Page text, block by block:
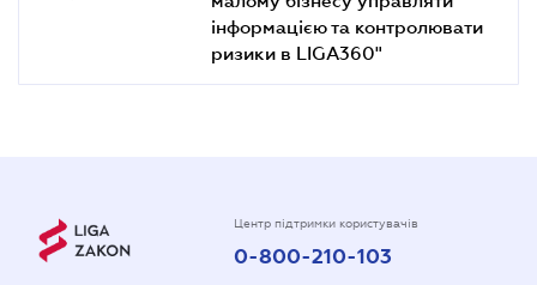
інформацією та контролювати
ризики в LIGA360"
Центр підтримки користувачів
0-800-210-103